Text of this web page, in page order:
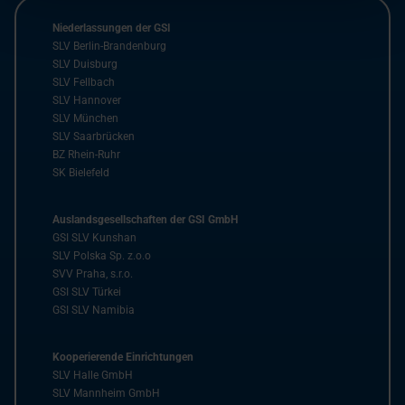
Niederlassungen der GSI
SLV Berlin-Brandenburg
SLV Duisburg
SLV Fellbach
SLV Hannover
SLV München
SLV Saarbrücken
BZ Rhein-Ruhr
SK Bielefeld
Auslandsgesellschaften der GSI GmbH
GSI SLV Kunshan
SLV Polska Sp. z.o.o
SVV Praha, s.r.o.
GSI SLV Türkei
GSI SLV Namibia
Kooperierende Einrichtungen
SLV Halle GmbH
SLV Mannheim GmbH